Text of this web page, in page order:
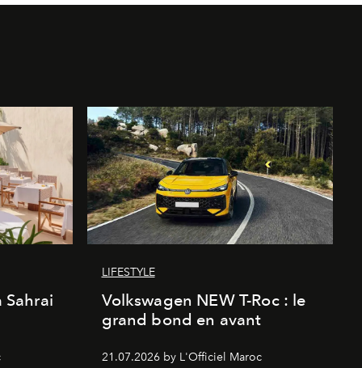
LIFESTYLE
Volkswagen NEW T-Roc : le
grand bond en avant
21.07.2026 by L'Officiel Maroc